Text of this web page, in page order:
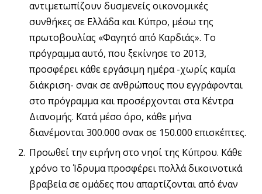
αντιμετωπίζουν δυσμενείς οικονομικές
συνθήκες σε Ελλάδα και Κύπρο, μέσω της
πρωτοβουλίας «Φαγητό από Καρδιάς». Το
πρόγραμμα αυτό, που ξεκίνησε το 2013,
προσφέρει κάθε εργάσιμη ημέρα -χωρίς καμία
διάκριση- σνακ σε ανθρώπους που εγγράφονται
στο πρόγραμμα και προσέρχονται στα Κέντρα
Διανομής. Κατά μέσο όρο, κάθε μήνα
διανέμονται 300.000 σνακ σε 150.000 επισκέπτες.
Προωθεί την ειρήνη στο νησί της Κύπρου. Κάθε
χρόνο το Ίδρυμα προσφέρει πολλά δικοινοτικά
βραβεία σε ομάδες που απαρτίζονται από έναν